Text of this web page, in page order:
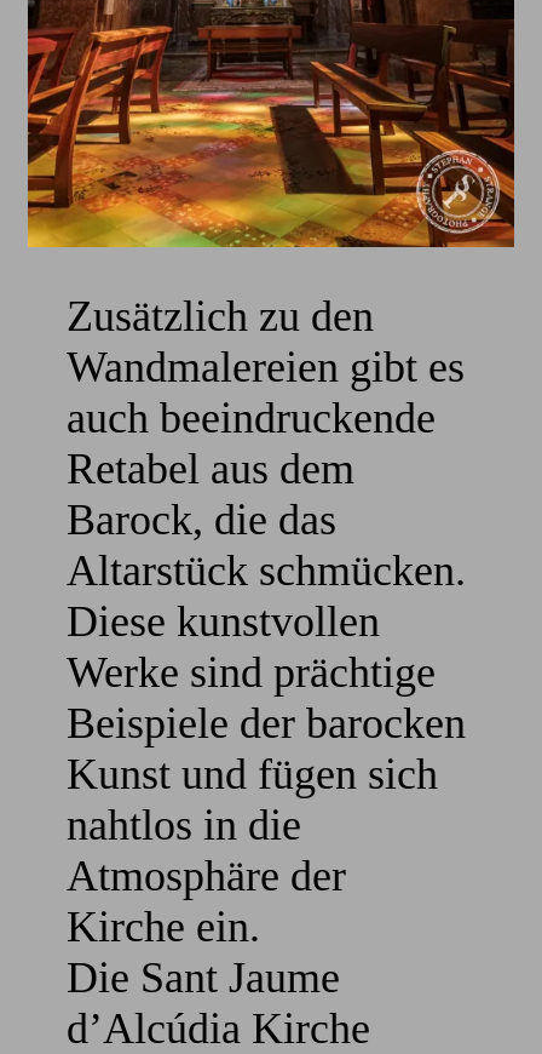
Zusätzlich zu den
Wandmalereien gibt es
auch beeindruckende
Retabel aus dem
Barock, die das
Altarstück schmücken.
Diese kunstvollen
Werke sind prächtige
Beispiele der barocken
Kunst und fügen sich
nahtlos in die
Atmosphäre der
Kirche ein.
Die Sant Jaume
d’Alcúdia Kirche